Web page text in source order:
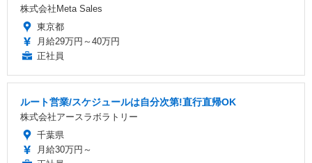
株式会社Meta Sales
東京都
月給29万円～40万円
正社員
ルート営業/スケジュールは自分次第!直行直帰OK
株式会社アースラボラトリー
千葉県
月給30万円～